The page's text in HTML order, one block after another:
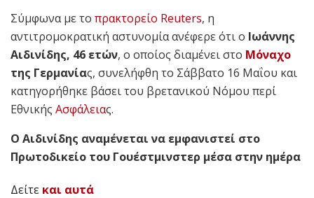
Σύμφωνα με το πρακτορείο Reuters, η
αντιτρομοκρατική αστυνομία ανέφερε ότι ο Ιωάννης
Αιδινίδης, 46 ετών, ο οποίος διαμένει στο Μόναχο
της Γερμανίας, συνελήφθη το Σάββατο 16 Μαΐου και
κατηγορήθηκε βάσει του βρετανικού Νόμου περί
Εθνικής Ασφάλειας.
Ο Αιδινίδης αναμένεται να εμφανιστεί στο
Πρωτοδικείο του Γουέστμινστερ μέσα στην ημέρα
Δείτε και αυτά